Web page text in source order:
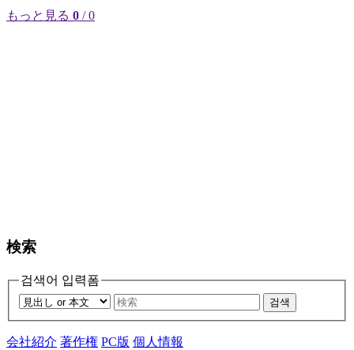
もっと見る 0 / 0
検索
검색어 입력폼
검색
会社紹介 著作権 PC版 個人情報